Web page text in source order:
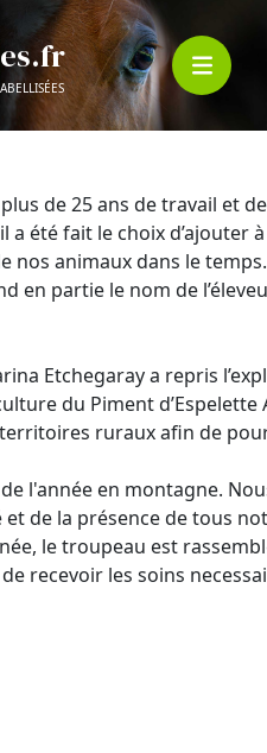
plus de 25 ans de travail et
a été fait le choix d’ajouter
animaux dans le
en partie le nom de
Etchegaray a repris
du Piment d’Espelette
ruraux afin de
l'année en montagne.
de la présence de tous
le troupeau est
recevoir les soins